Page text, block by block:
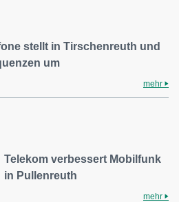
stellt in Tirschenreuth und
um
mehr
Telekom verbessert Mobilfunk
in Pullenreuth
mehr